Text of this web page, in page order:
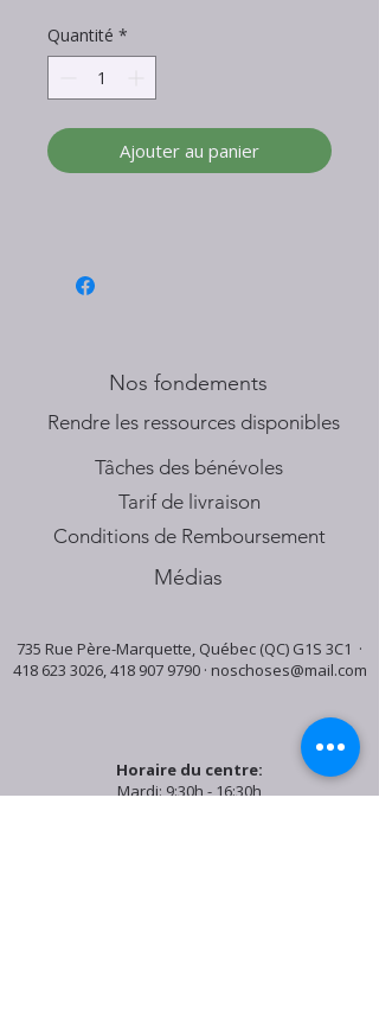
Quantité *
Ajouter au panier
Nos fondements
​Rendre les ressources disponibles
Tâches des bénévoles
Tarif de livraison
Conditions de Remboursement
Médias
735 Rue Père-Marquette, Québec (QC) G1S 3C1 ·
418 623 3026,418 907 9790· noschoses@mail.com
Horaire du centre:
Mardi: 9:30h - 16:30h